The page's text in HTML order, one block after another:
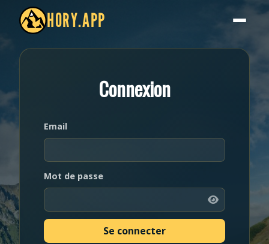
HORY.APP
Connexion
Email
Mot de passe